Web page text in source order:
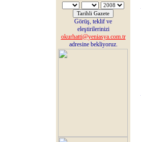
Görüş, teklif ve
eleştirilerinizi
okurhatti@yeniasya.com.tr
adresine bekliyoruz.